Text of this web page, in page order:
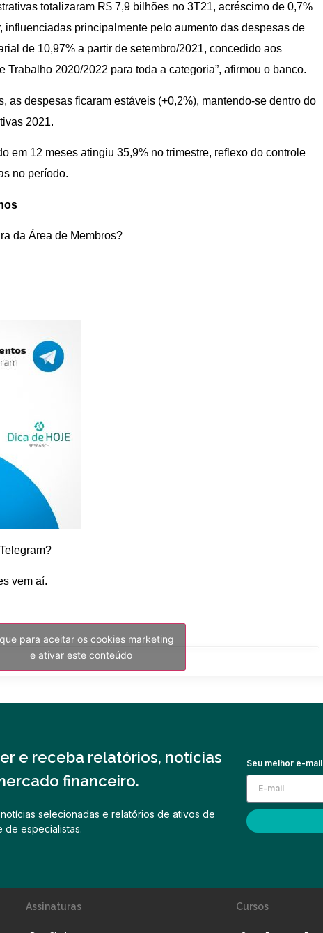
totalizaram R$ 7,9 bilhões no 3T21, acréscimo de 0,7%
influenciadas principalmente pelo aumento das despesas de
de 10,97% a partir de setembro/2021, concedido aos
Trabalho 2020/2022 para toda a categoria”, afirmou o banco.
as despesas ficaram estáveis (+0,2%), mantendo-se dentro do
2021.
em 12 meses atingiu 35,9% no trimestre, reflexo do controle
no período.
da Área de Membros?
vem aí.
para aceitar os cookies marketing
e ativar este conteúdo
e receba relatórios, notícias
financeiro.
selecionadas e relatórios de ativos de
de especialistas.
Seu melhor e-mail
Assinaturas Cursos